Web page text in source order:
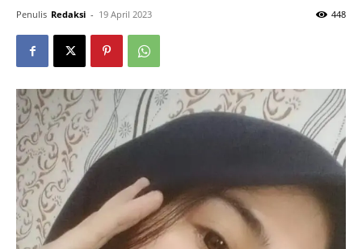
Penulis Redaksi - 19 April 2023 448